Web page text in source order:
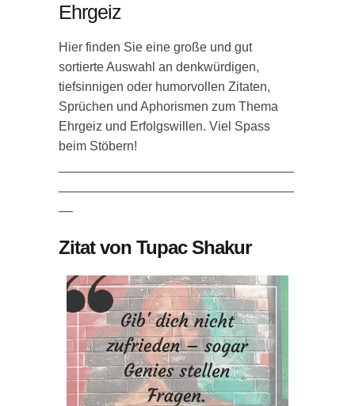
Ehrgeiz
Hier finden Sie eine große und gut
sortierte Auswahl an denkwürdigen,
tiefsinnigen oder humorvollen Zitaten,
Sprüchen und Aphorismen zum Thema
Ehrgeiz und Erfolgswillen. Viel Spass
beim Stöbern!
Zitat von Tupac Shakur